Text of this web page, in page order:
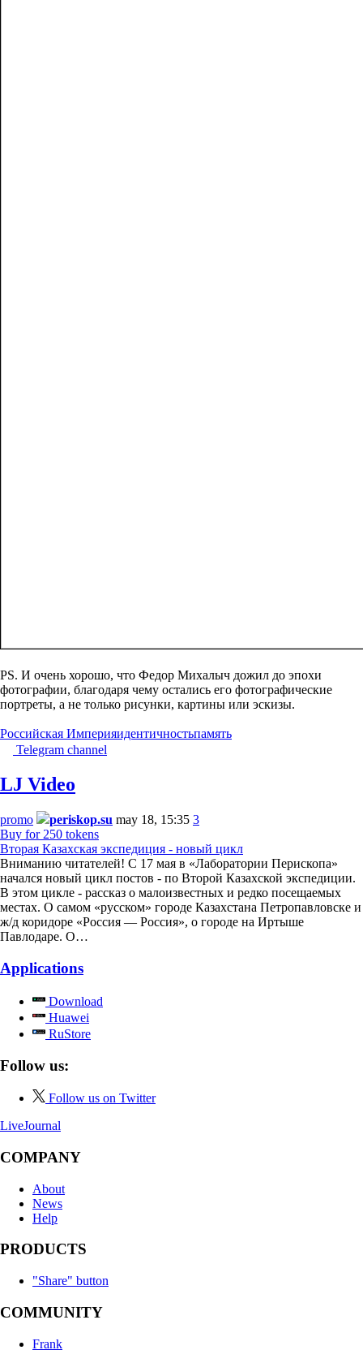
PS. И очень хорошо, что Федор Михалыч дожил до эпохи
фотографии, благодаря чему остались его фотографические
портреты, а не только рисунки, картины или эскизы.
Российская Империяидентичностьпамять
Telegram channel
LJ Video
promo periskop.su may 18, 15:35 3
Buy for 250 tokens
Вторая Казахская экспедиция - новый цикл
Вниманию читателей! С 17 мая в «Лаборатории Перископа»
начался новый цикл постов - по Второй Казахской экспедиции.
В этом цикле - рассказ о малоизвестных и редко посещаемых
местах. О самом «русском» городе Казахстана Петропавловске и
ж/д коридоре «Россия — Россия», о городе на Иртыше
Павлодаре. О…
Applications
Download
Huawei
RuStore
Follow us:
Follow us on Twitter
LiveJournal
COMPANY
About
News
Help
PRODUCTS
"Share" button
COMMUNITY
Frank